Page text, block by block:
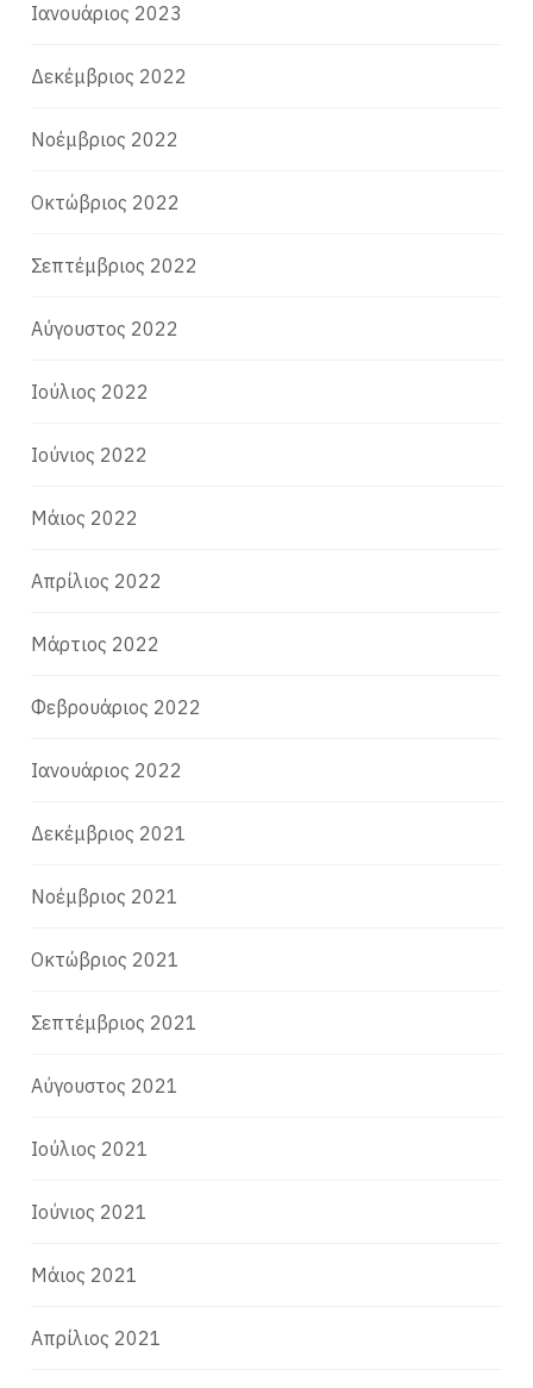
Ιανουάριος 2023
Δεκέμβριος 2022
Νοέμβριος 2022
Οκτώβριος 2022
Σεπτέμβριος 2022
Αύγουστος 2022
Ιούλιος 2022
Ιούνιος 2022
Μάιος 2022
Απρίλιος 2022
Μάρτιος 2022
Φεβρουάριος 2022
Ιανουάριος 2022
Δεκέμβριος 2021
Νοέμβριος 2021
Οκτώβριος 2021
Σεπτέμβριος 2021
Αύγουστος 2021
Ιούλιος 2021
Ιούνιος 2021
Μάιος 2021
Απρίλιος 2021